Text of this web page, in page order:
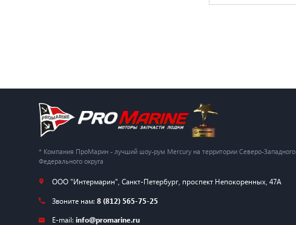
* Компания ПроМарин - лучший шоу-рум Mercury на территории Северо-Западного
Федерального округа
ООО "Интермарин" Санкт-Петербург, проспект Непокоренных, 47А
Звоните нам: 8 (812) 565-75-25
E-mail: info@promarine.ru